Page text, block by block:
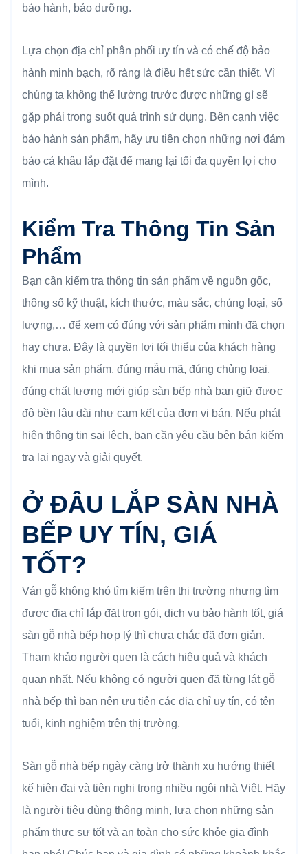
bảo hành, bảo dưỡng.
Lựa chọn địa chỉ phân phối uy tín và có chế độ bảo
hành minh bạch, rõ ràng là điều hết sức cần thiết. Vì
chúng ta không thể lường trước được những gì sẽ
gặp phải trong suốt quá trình sử dụng. Bên cạnh việc
bảo hành sản phẩm, hãy ưu tiên chọn những nơi đảm
bảo cả khâu lắp đặt để mang lại tối đa quyền lợi cho
mình.
Kiểm Tra Thông Tin Sản
Phẩm
Bạn cần kiểm tra thông tin sản phẩm về nguồn gốc,
thông số kỹ thuật, kích thước, màu sắc, chủng loại, số
lượng,… để xem có đúng với sản phẩm mình đã chọn
hay chưa. Đây là quyền lợi tối thiểu của khách hàng
khi mua sản phẩm, đúng mẫu mã, đúng chủng loại,
đúng chất lượng mới giúp sàn bếp nhà bạn giữ được
độ bền lâu dài như cam kết của đơn vị bán. Nếu phát
hiện thông tin sai lệch, bạn cần yêu cầu bên bán kiểm
tra lại ngay và giải quyết.
Ở ĐÂU LẮP SÀN NHÀ
BẾP UY TÍN, GIÁ
TỐT?
Ván gỗ không khó tìm kiếm trên thị trường nhưng tìm
được địa chỉ lắp đặt trọn gói, dịch vụ bảo hành tốt, giá
sàn gỗ nhà bếp hợp lý thì chưa chắc đã đơn giản.
Tham khảo người quen là cách hiệu quả và khách
quan nhất. Nếu không có người quen đã từng lát gỗ
nhà bếp thì bạn nên ưu tiên các địa chỉ uy tín, có tên
tuổi, kinh nghiệm trên thị trường.
Sàn gỗ nhà bếp ngày càng trở thành xu hướng thiết
kế hiện đại và tiện nghi trong nhiều ngôi nhà Việt. Hãy
là người tiêu dùng thông minh, lựa chọn những sản
phẩm thực sự tốt và an toàn cho sức khỏe gia đình